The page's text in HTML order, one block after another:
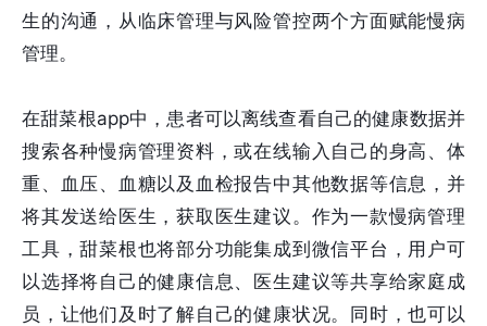
生的沟通，从临床管理与风险管控两个方面赋能慢病
管理。
在甜菜根app中，患者可以离线查看自己的健康数据并
搜索各种慢病管理资料，或在线输入自己的身高、体
重、血压、血糖以及血检报告中其他数据等信息，并
将其发送给医生，获取医生建议。作为一款慢病管理
工具，甜菜根也将部分功能集成到微信平台，用户可
以选择将自己的健康信息、医生建议等共享给家庭成
员，让他们及时了解自己的健康状况。同时，也可以